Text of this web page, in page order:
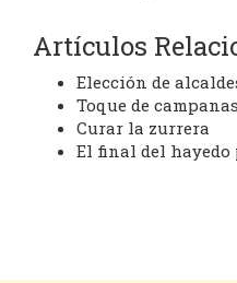
Artículos
Elección de
Toque de
Curar la zurrera
El final del hayedo